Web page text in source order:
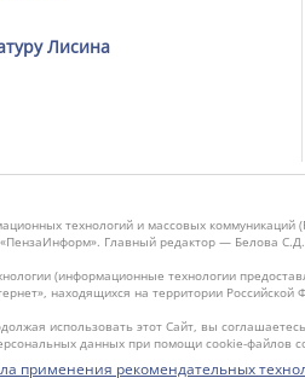
Лисина
технологий и массовых коммуникаций
Главный редактор — Белова
(информационные технологии
находящихся на территории Российской
использовать этот Сайт, вы
данных при помощи cookie-файлов
применения рекомендательных